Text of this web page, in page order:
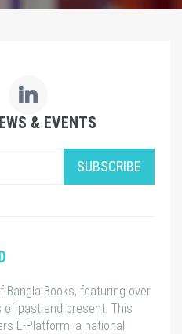
& EVENTS
SUBSCRIBE
Books, featuring over
of past and present. This
E-Platform, a national